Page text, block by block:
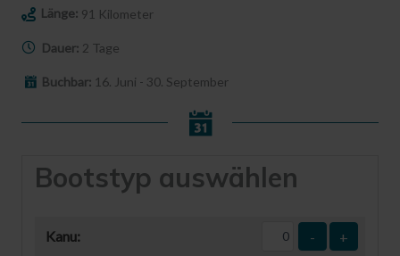
Länge: 91 Kilometer
Dauer: 2 Tage
Buchbar: 16. Juni - 30. September
Bootstyp auswählen
Kanu: - +